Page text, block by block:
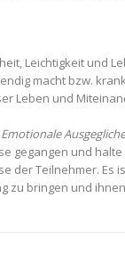
Leichtigkeit und
macht bzw.
Leben und
Emotionale
gegangen und
der Teilnehmer. Es
zu bringen und